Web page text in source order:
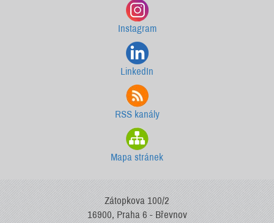
Instagram
LinkedIn
RSS kanály
Mapa stránek
Zátopkova 100/2
16900, Praha 6 - Břevnov